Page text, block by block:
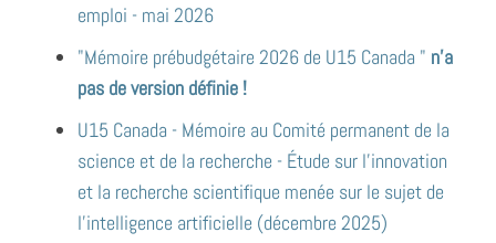
emploi - mai 2026
"Mémoire prébudgétaire 2026 de U15 Canada " n’a
pas de version définie !
U15 Canada - Mémoire au Comité permanent de la
science et de la recherche - Étude sur l'innovation
et la recherche scientifique menée sur le sujet de
l'intelligence artificielle (décembre 2025)